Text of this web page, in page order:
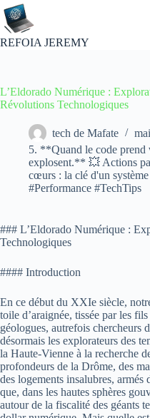
Passer
au
contenu
REFOIA JEREMY
L’Eldorado Numérique :
Révolutions Technologiques
tech de Mafate
5. **Quand le code prend
explosent.** 💥 Actions
cœurs : la clé d'un
#Performance #TechTips
### L’Eldorado Numérique :
Technologiques
#### Introduction
En ce début du XXIe siècle,
toile d’araignée, tissée par les
géologues, autrefois chercheurs
désormais les explorateurs des
la Haute-Vienne à la recherche
profondeurs de la Drôme, des
des logements insalubres, armés
que, dans les hautes sphères
autour de la fiscalité des géants